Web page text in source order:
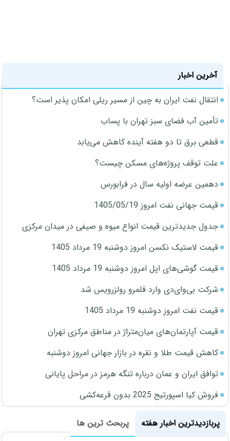
آخرین اخبار
انتقال نفت ایران به چین از مسیر ریلی امکان پذیر است؟
تأمین آب فضای سبز تهران با پساب
قطعی برق تا دو هفته آینده کاهش می‌یابد
علت توقف پروژه‌های مسکن چیست؟
دهمین عرضه اولیه سال در فرابورس
قیمت جهانی نفت امروز 1405/05/19
جدول جدیدترین قیمت انواع میوه و صیفی در میدان مرکزی
قیمت لاستیک نکسن امروز دوشنبه 19 مرداد 1405
قیمت گوشی‌های اپل امروز دوشنبه 19 مرداد 1405
شرکت بی‌وای‌دی وارد قلمرو رولزرویس شد
قیمت نفت امروز دوشنبه 19 مرداد 1405
قیمت آپارتمان‌های میان‌متراژ در مناطق مرکزی تهران
کاهش قیمت طلا و نقره در بازار جهانی امروز دوشنبه
توافق ایران و عمان درباره تنگه هرمز در مراحل پایانی
فروش کیا اسپورتیج 2025 بدون قرعه‌کشی
پربازدیدترین اخبار هفته
پربحث ترین ها